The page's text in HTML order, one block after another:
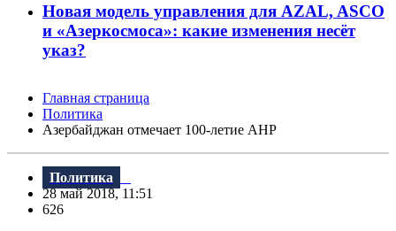
Новая модель управления для AZAL, ASCO
и «Азеркосмоса»: какие изменения несёт
указ?
Главная страница
Политика
Азербайджан отмечает 100-летие АНР
Политика
28 май 2018, 11:51
626